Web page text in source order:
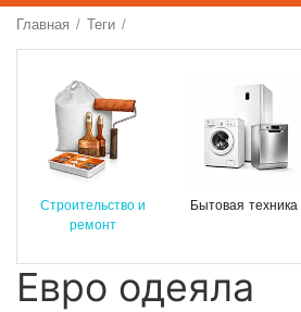
Главная / Теги /
Строительство и
ремонт
Бытовая техника
Евро одеяла